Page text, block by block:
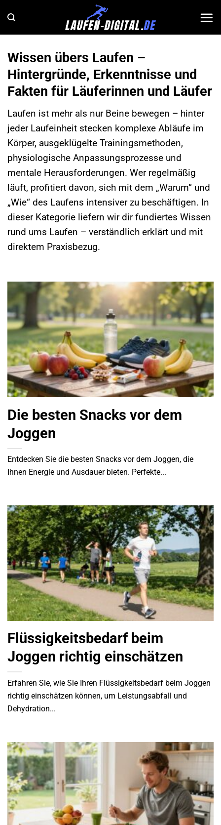
Inhalt
springen
Wissen übers Laufen –
Hintergründe, Erkenntnisse und
Fakten für Läuferinnen und Läufer
Laufen ist mehr als nur Beine bewegen – hinter
jeder Laufeinheit stecken komplexe Abläufe im
Körper, ausgeklügelte Trainingsmethoden,
physiologische Anpassungsprozesse und
mentale Herausforderungen. Wer regelmäßig
läuft, profitiert davon, sich mit dem „Warum“ und
„Wie“ des Laufens intensiver zu beschäftigen. In
dieser Kategorie liefern wir dir fundiertes Wissen
rund ums Laufen – verständlich erklärt und mit
direktem Praxisbezug.
Die besten Snacks vor dem
Joggen
Entdecken Sie die besten Snacks vor dem Joggen, die
Ihnen Energie und Ausdauer bieten. Perfekte...
Flüssigkeitsbedarf beim
Joggen richtig einschätzen
Erfahren Sie, wie Sie Ihren Flüssigkeitsbedarf beim Joggen
richtig einschätzen können, um Leistungsabfall und
Dehydration...